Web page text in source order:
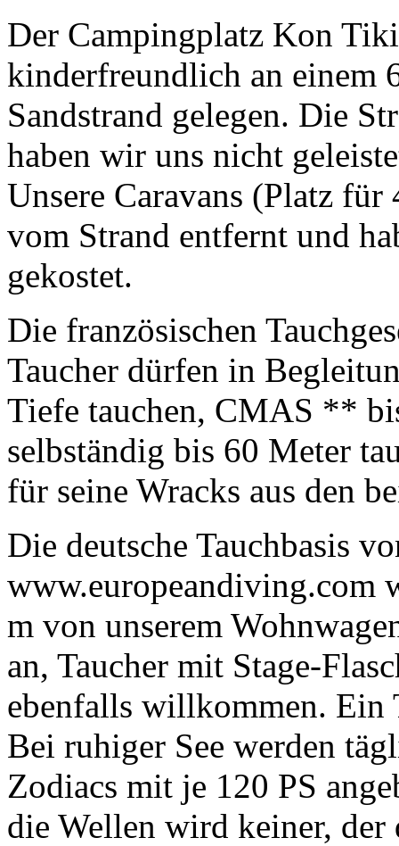
Der Campingplatz Kon
kinderfreundlich an einem
Sandstrand gelegen. Die
haben wir uns nicht
Unsere Caravans (Platz
vom Strand entfernt und
gekostet.
Die französischen
Taucher dürfen in
Tiefe tauchen, CMAS **
selbständig bis 60 Meter
für seine Wracks aus den
Die deutsche Tauchbasis
www.europeandiving.com
m von unserem
an, Taucher mit Stage-
ebenfalls willkommen. Ein
Bei ruhiger See werden
Zodiacs mit je 120 PS
die Wellen wird keiner, der